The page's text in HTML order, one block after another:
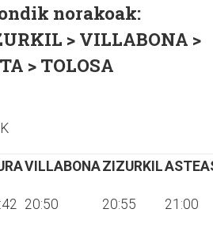
norakoak:
> VILLABONA >
> TOLOSA
VILLABONAZIZURKIL
20:50 20:55 21:00